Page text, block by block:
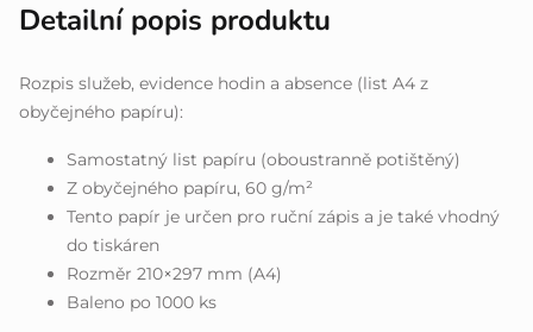
Detailní popis produktu
Rozpis služeb, evidence hodin a absence (list A4 z
obyčejného papíru):
Samostatný list papíru (oboustranně potištěný)
Z obyčejného papíru, 60 g/m²
Tento papír je určen pro ruční zápis a je také vhodný
do tiskáren
Rozměr 210×297 mm (A4)
Baleno po 1000 ks